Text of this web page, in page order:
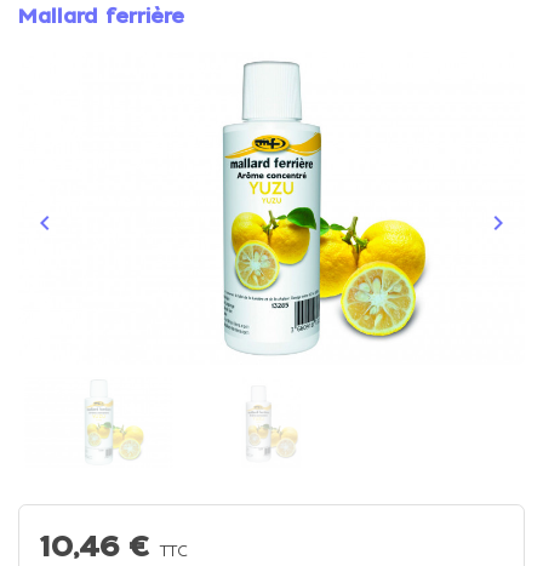
Mallard ferrière
Précédent
keyboard_arrow_left keyboard_arrow_right
10,46 €TTC